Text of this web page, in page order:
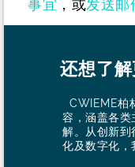
事宜 ，或发送邮
还想了
CWIEME柏
容，涵盖各类
解。从创新到
化及数字化，